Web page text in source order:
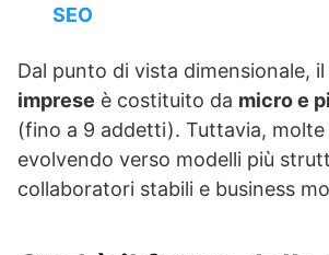
SEO
Dal punto di vista dimensionale, il
imprese è costituito da micro e
(fino a 9 addetti). Tuttavia,
evolvendo verso modelli più
collaboratori stabili e business